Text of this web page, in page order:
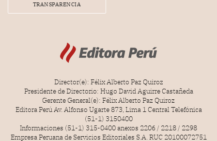
TRANSPARENCIA
Director(e): Félix Alberto Paz Quiroz
Presidente de Directorio: Hugo David Aguirre Castañeda
Gerente General(e): Félix Alberto Paz Quiroz
Editora Perú Av. Alfonso Ugarte 873, Lima 1 Central Telefónica
(51-1) 3150400
Informaciones (51-1) 315-0400 anexos 2206 / 2218 / 2298
Empresa Peruana de Servicios Editoriales S.A. RUC 20100072751